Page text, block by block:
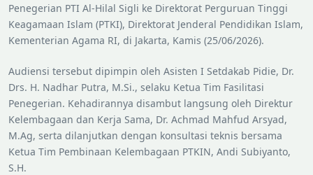
Penegerian PTI Al-Hilal Sigli ke Direktorat Perguruan Tinggi
Keagamaan Islam (PTKI), Direktorat Jenderal Pendidikan Islam,
Kementerian Agama RI, di Jakarta, Kamis (25/06/2026).
Audiensi tersebut dipimpin oleh Asisten I Setdakab Pidie, Dr.
Drs. H. Nadhar Putra, M.Si., selaku Ketua Tim Fasilitasi
Penegerian. Kehadirannya disambut langsung oleh Direktur
Kelembagaan dan Kerja Sama, Dr. Achmad Mahfud Arsyad,
M.Ag, serta dilanjutkan dengan konsultasi teknis bersama
Ketua Tim Pembinaan Kelembagaan PTKIN, Andi Subiyanto,
S.H.